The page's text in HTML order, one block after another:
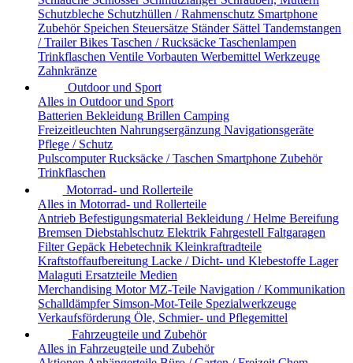
Schutzbleche Schutzhüllen / Rahmenschutz Smartphone
Zubehör Speichen Steuersätze Ständer Sättel Tandemstangen
/ Trailer Bikes Taschen / Rucksäcke Taschenlampen
Trinkflaschen Ventile Vorbauten Werbemittel Werkzeuge
Zahnkränze
Outdoor und Sport
Alles in Outdoor und Sport
Batterien Bekleidung Brillen Camping
Freizeitleuchten Nahrungsergänzung Navigationsgeräte
Pflege / Schutz
Pulscomputer Rucksäcke / Taschen Smartphone Zubehör
Trinkflaschen
Motorrad- und Rollerteile
Alles in Motorrad- und Rollerteile
Antrieb Befestigungsmaterial Bekleidung / Helme Bereifung
Bremsen Diebstahlschutz Elektrik Fahrgestell Faltgaragen
Filter Gepäck Hebetechnik Kleinkraftradteile
Kraftstoffaufbereitung Lacke / Dicht- und Klebestoffe Lager
Malaguti Ersatzteile Medien
Merchandising Motor MZ-Teile Navigation / Kommunikation
Schalldämpfer Simson-Mot-Teile Spezialwerkzeuge
Verkaufsförderung Öle, Schmier- und Pflegemittel
Fahrzeugteile und Zubehör
Alles in Fahrzeugteile und Zubehör